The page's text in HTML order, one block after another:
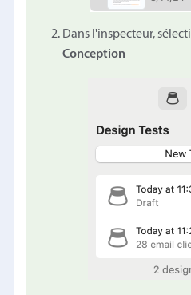
Dans l'inspecteur,
Conception